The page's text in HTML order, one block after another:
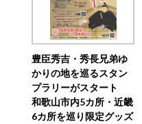
豊臣秀吉・秀長兄弟ゆ
かりの地を巡るスタン
プラリーがスタート
和歌山市内5カ所・近畿
6カ所を巡り限定グッズ